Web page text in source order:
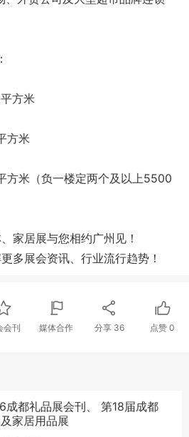
方米
方米
方米（负一楼定两个及以上5500
家居展与您相约广州见！
多展会资讯、行业流行趋势！
会刊 媒体合作 分享 36 点赞0
成都礼品展会刊、 第18届成都
家居用品展